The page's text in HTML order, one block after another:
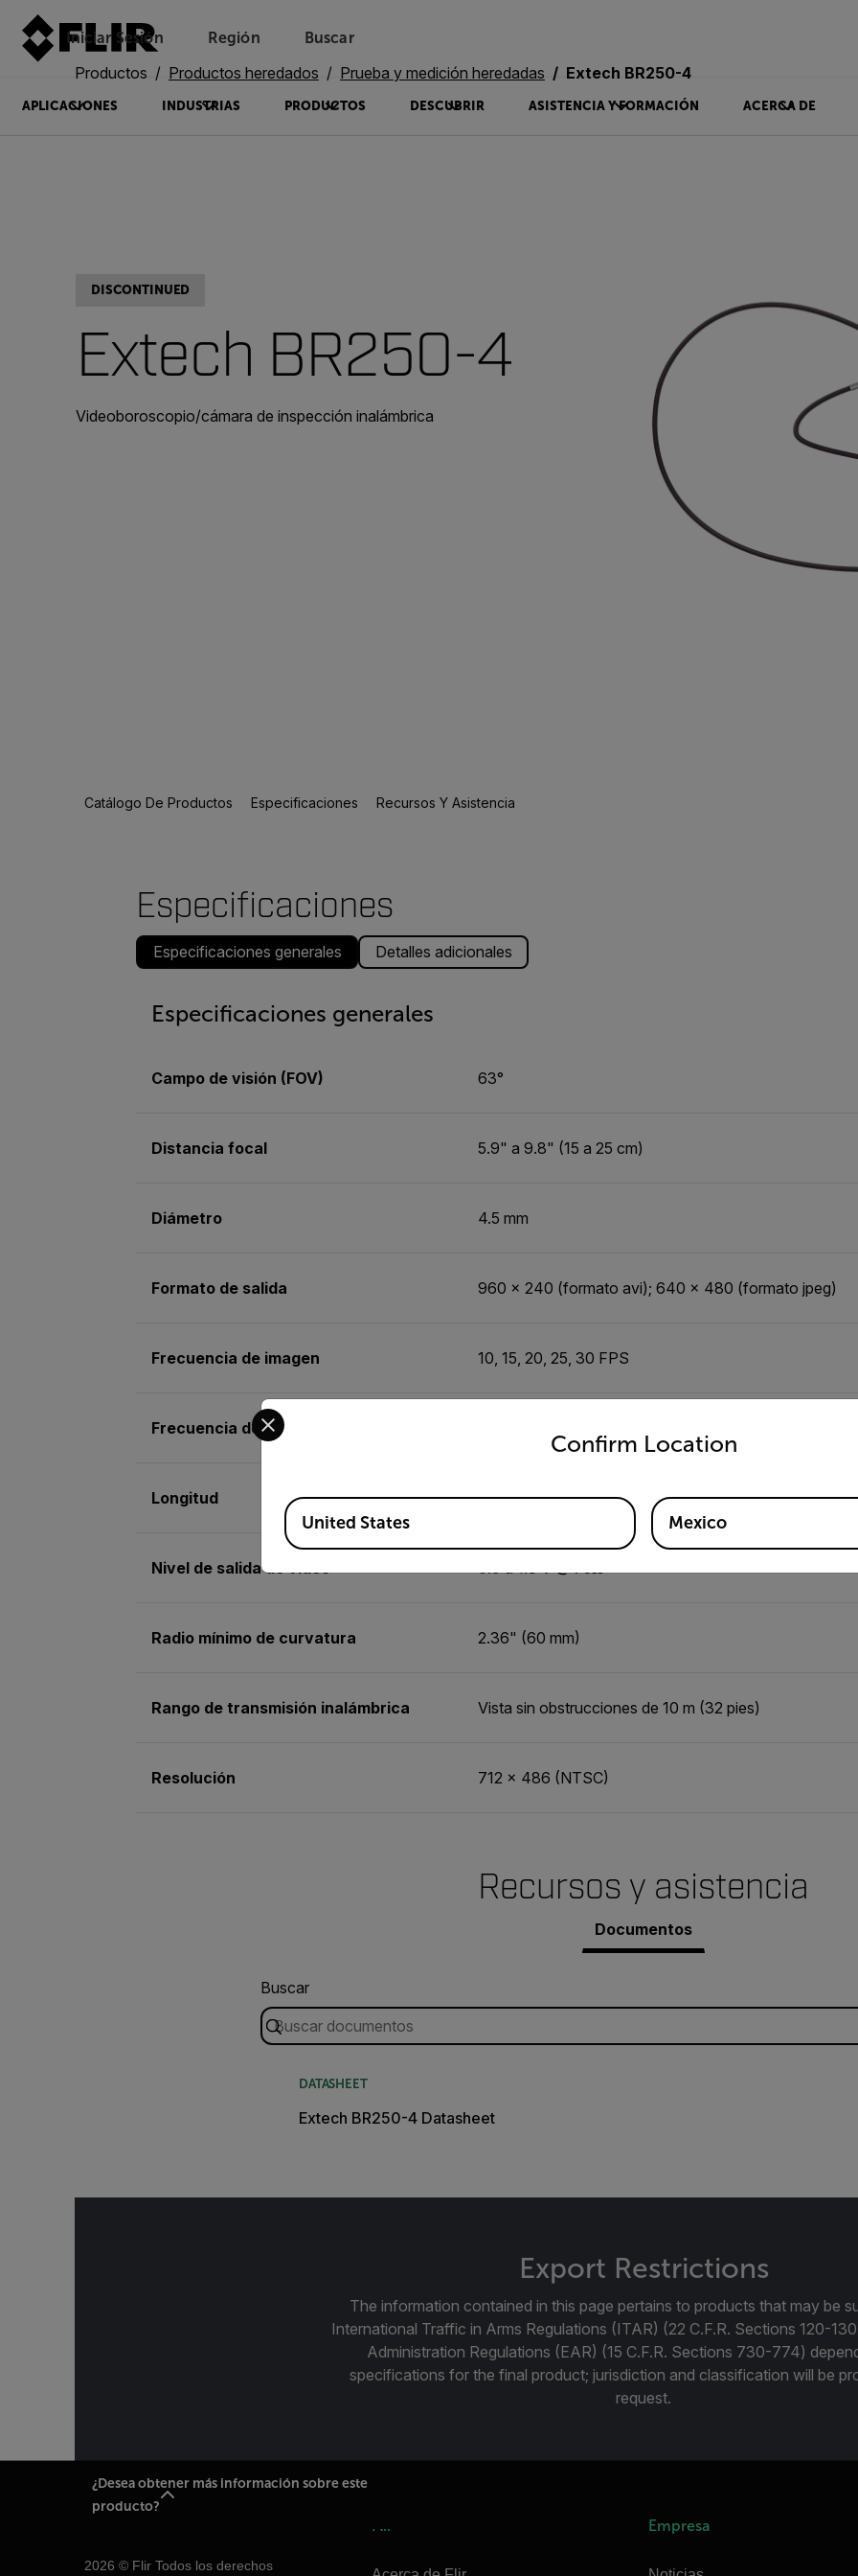
Iniciar Sesión Región Buscar
APLICACIONES INDUSTRIAS PRODUCTOS DESCUBRIR ASISTENCIA Y FORMACIÓN ACERCA DE
Productos Productos heredados Prueba y medición heredadas Extech BR250-4
DISCONTINUED
Extech BR250-4
Videoboroscopio/cámara de inspección inalámbrica
Catálogo De Productos Especificaciones Recursos Y Asistencia
Especificaciones
Especificaciones generales Detalles adicionales
Especificaciones generales
Campo de visión (FOV) 63°
Distancia focal 5.9" a 9.8" (15 a 25 cm)
Diámetro 4.5 mm
Formato de salida 960 × 240 (formato avi); 640 × 480 (formato jpeg)
Frecuencia de imagen 10, 15, 20, 25, 30 FPS
Frecuencia de transmisión inalámbrica
Longitud 3.3 pies (1 m)
Nivel de salida de video
Radio mínimo de curvatura 2.36" (60 mm)
Rango de transmisión inalámbrica Vista sin obstrucciones de 10 m (32 pies)
Resolución 712 × 486 (NTSC)
Recursos y asistencia
Documentos
Buscar
DATASHEET
Extech BR250-4 Datasheet
Export Restrictions
The information contained in this page pertains to products that may be
International Traffic in Arms Regulations (ITAR) (22 C.F.R. Sections 120-
Administration Regulations (EAR) (15 C.F.R. Sections 730-774)
specifications for the final product; jurisdiction and classification will be
request.
¿Desea obtener más información sobre este
producto?
2026 © Flir Todos los derechos
Flir Empresa
Confirm Location
Select your preferred country and language from the options below to access the
Available Locations
United States Mexico